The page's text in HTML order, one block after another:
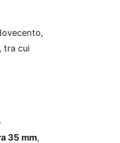
tra cui
35 mm,